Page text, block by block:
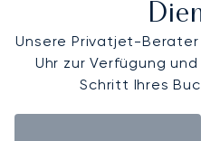
Unsere Privatjet-
Uhr zur Verfügung
Schritt Ihres